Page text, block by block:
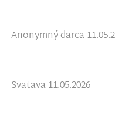
Anonymný darca
Svatava 11.05.2026